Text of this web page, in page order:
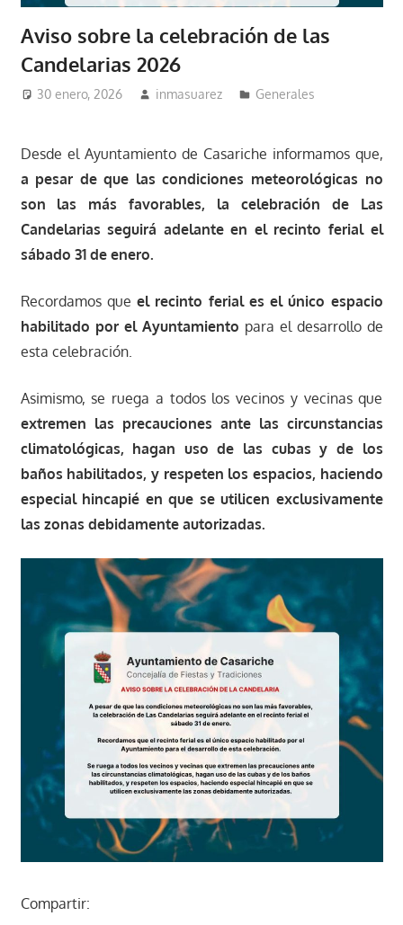
Aviso sobre la celebración de las
Candelarias 2026
30 enero, 2026 inmasuarez Generales
Desde el Ayuntamiento de Casariche informamos que,
a pesar de que las condiciones meteorológicas no
son las más favorables, la celebración de Las
Candelarias seguirá adelante en el recinto ferial el
sábado 31 de enero.
Recordamos que el recinto ferial es el único espacio
habilitado por el Ayuntamiento para el desarrollo de
esta celebración.
Asimismo, se ruega a todos los vecinos y vecinas que
extremen las precauciones ante las circunstancias
climatológicas, hagan uso de las cubas y de los
baños habilitados, y respeten los espacios, haciendo
especial hincapié en que se utilicen exclusivamente
las zonas debidamente autorizadas.
Compartir: